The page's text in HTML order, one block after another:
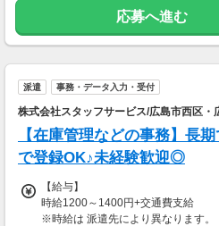
応募へ進む
派遣 事務・データ入力・受付
株式会社スタッフサービス/広島市西区・
【在庫管理などの事務】長
で登録OK♪未経験歓迎◎
【給与】
時給1200～1400円+交通費支給
※時給は 派遣先により異なります。